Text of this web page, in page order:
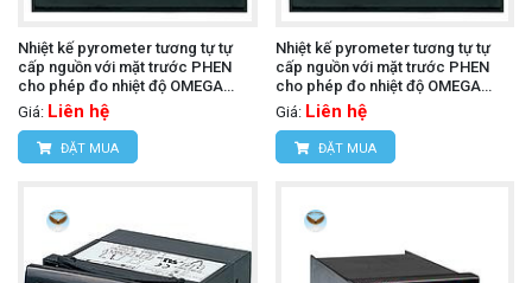
Nhiệt kế pyrometer tương tự tự
cấp nguồn với mặt trước PHEN
cho phép đo nhiệt độ OMEGA
7045-J-300 (J, 4.5 in Parallax)
Giá: Liên hệ
ĐẶT MUA
Nhiệt kế pyrometer tương tự tự
cấp nguồn với mặt trước PHEN
cho phép đo nhiệt độ OMEGA
7055-J-600 (J, 5.5 in Parallax)
Giá: Liên hệ
ĐẶT MUA